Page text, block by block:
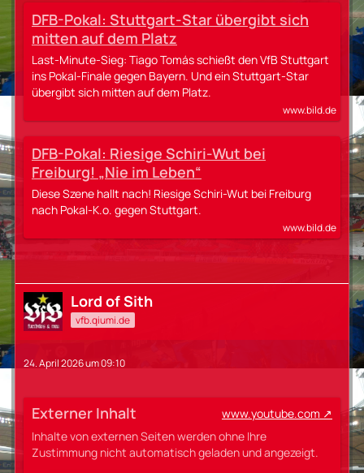
DFB-Pokal: Stuttgart-Star übergibt sich
mitten auf dem Platz
Last-Minute-Sieg: Tiago Tomás schießt den VfB Stuttgart
ins Pokal-Finale gegen Bayern. Und ein Stuttgart-Star
übergibt sich mitten auf dem Platz.
www.bild.de
DFB-Pokal: Riesige Schiri-Wut bei
Freiburg! „Nie im Leben“
Diese Szene hallt nach! Riesige Schiri-Wut bei Freiburg
nach Pokal-K.o. gegen Stuttgart.
www.bild.de
Lord of Sith
vfb.qiumi.de
24. April 2026 um 09:10
Externer Inhalt
www.youtube.com
Inhalte von externen Seiten werden ohne Ihre
Zustimmung nicht automatisch geladen und angezeigt.